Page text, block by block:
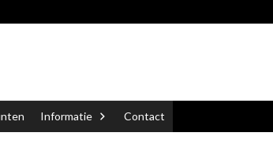
Informatie Contact